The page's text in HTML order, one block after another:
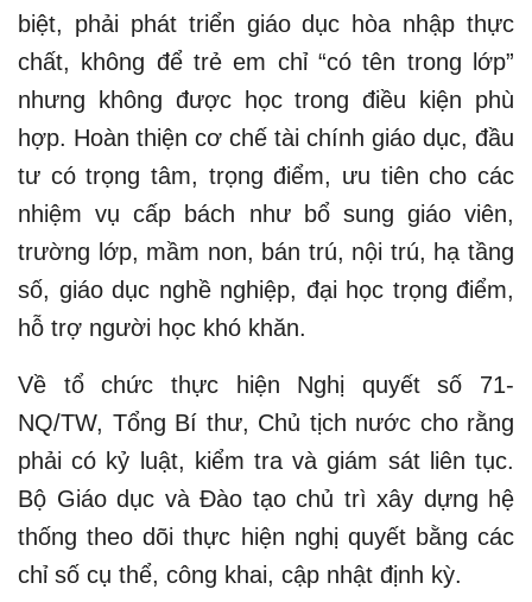
biệt, phải phát triển giáo dục hòa nhập thực
chất, không để trẻ em chỉ “có tên trong lớp”
nhưng không được học trong điều kiện phù
hợp. Hoàn thiện cơ chế tài chính giáo dục, đầu
tư có trọng tâm, trọng điểm, ưu tiên cho các
nhiệm vụ cấp bách như bổ sung giáo viên,
trường lớp, mầm non, bán trú, nội trú, hạ tầng
số, giáo dục nghề nghiệp, đại học trọng điểm,
hỗ trợ người học khó khăn.
Về tổ chức thực hiện Nghị quyết số 71-
NQ/TW, Tổng Bí thư, Chủ tịch nước cho rằng
phải có kỷ luật, kiểm tra và giám sát liên tục.
Bộ Giáo dục và Đào tạo chủ trì xây dựng hệ
thống theo dõi thực hiện nghị quyết bằng các
chỉ số cụ thể, công khai, cập nhật định kỳ.